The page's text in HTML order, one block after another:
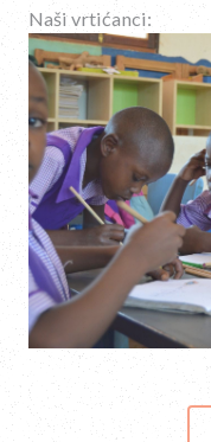
Naši vrtićanci: